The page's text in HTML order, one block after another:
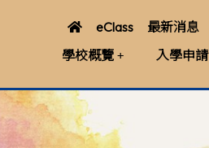
eClass 最新消息
學校概覽
入學申請